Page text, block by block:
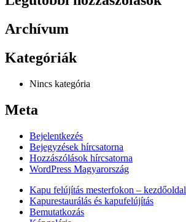
Archívum
Kategóriák
Nincs kategória
Meta
Bejelentkezés
Bejegyzések hírcsatorna
Hozzászólások hírcsatorna
WordPress Magyarország
Kapu felújítás mesterfokon – kezdőoldal
Kapurestaurálás és kapufelújítás
Bemutatkozás